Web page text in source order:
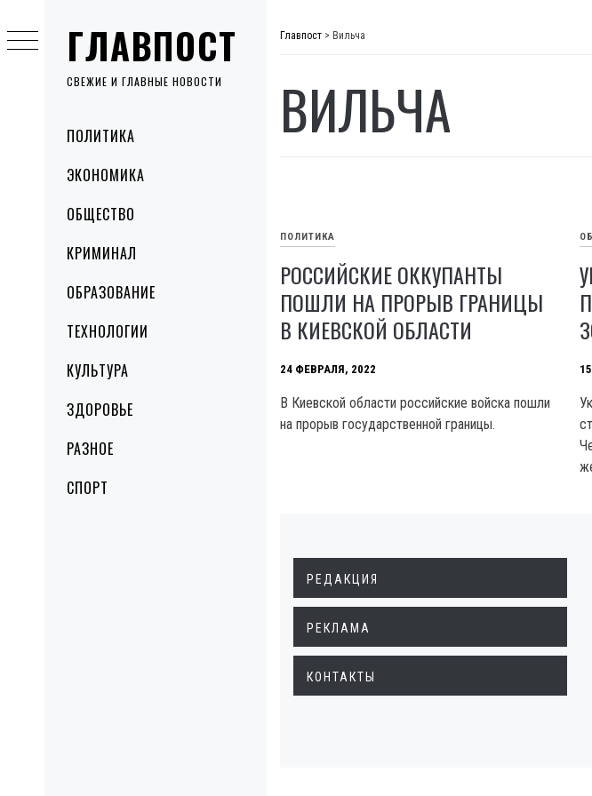
ГЛАВПОСТ
СВЕЖИЕ И ГЛАВНЫЕ НОВОСТИ
MenuПОЛИТИКА
ЭКОНОМИКА
ОБЩЕСТВО
КРИМИНАЛ
ОБРАЗОВАНИЕ
ТЕХНОЛОГИИ
КУЛЬТУРА
ЗДОРОВЬЕ
РАЗНОЕ
СПОРТ
to
content
Главпост > Вильча
ВИЛЬЧА
ПОЛИТИКА
РОССИЙСКИЕ ОККУПАНТЫ
ПОШЛИ НА ПРОРЫВ ГРАНИЦЫ
В КИЕВСКОЙ ОБЛАСТИ
24 ФЕВРАЛЯ, 2022
В Киевской области российские войска пошли
на прорыв государственной границы.
РЕДАКЦИЯ
РЕКЛАМА
КОНТАКТЫ